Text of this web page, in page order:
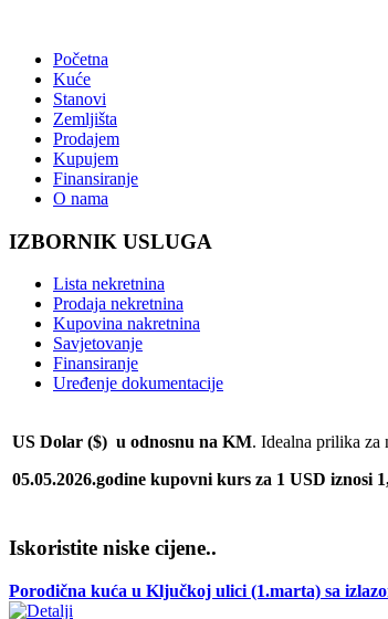
Početna
Kuće
Stanovi
Zemljišta
Prodajem
Kupujem
Finansiranje
O nama
IZBORNIK USLUGA
Lista nekretnina
Prodaja nekretnina
Kupovina nakretnina
Savjetovanje
Finansiranje
Uređenje dokumentacije
US Dolar ($) u odnosnu na KM. Idealna prilika
05.05.2026.godine kupovni kurs za 1 USD iznosi
Iskoristite niske cijene..
Porodična kuća u Ključkoj ulici (1.marta) sa